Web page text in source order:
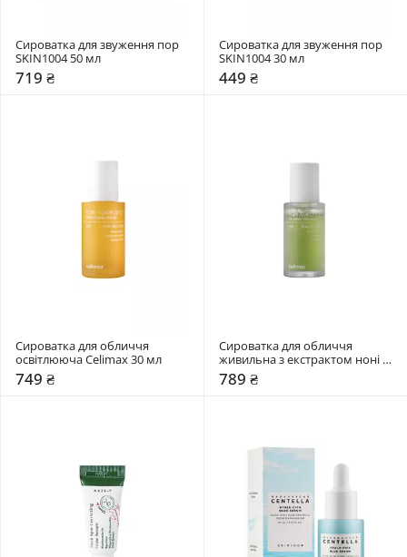
Сироватка для звуження пор
SKIN1004 50 мл
719 ₴
Сироватка для звуження пор
SKIN1004 30 мл
449 ₴
Сироватка для обличчя
освітлююча Celimax 30 мл
749 ₴
Сироватка для обличчя
живильна з екстрактом ноні
Celimax 30 мл
789 ₴